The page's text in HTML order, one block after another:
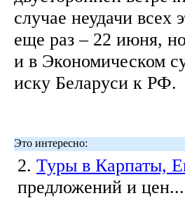
случае неудачи всех
еще раз – 22 июня,
и в Экономическом
иску Беларуси к РФ.
Это интересно:
2. Туры в Карпаты,
предложений и